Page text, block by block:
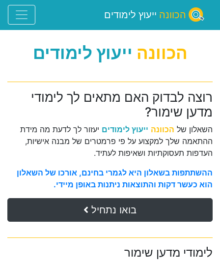
הכוונה ייעוץ לימודים
הכוונה ייעוץ לימודים
רוצה לבדוק האם מתאים לך לימודי
מדען שימור?
השאלון של הכוונה ייעוץ לימודים יעזור לך לדעת מה מידת
ההתאמה שלך למקצוע על פי פרמטרים של מבנה אישיות,
העדפות תעסוקתיות ושאיפות לעתיד.
ההשתתפות בשאלון היא לגמרי בחינם, אורכו של השאלון
הוא כעשר דקות והתוצאות ניתנות באופן מיידי.
בואו נתחיל
לימודי מדען שימור